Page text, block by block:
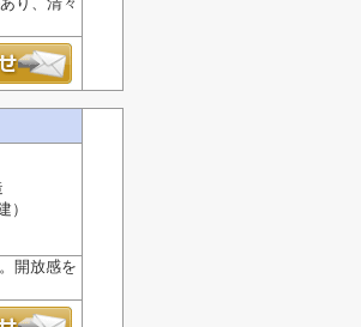
）
開放感を